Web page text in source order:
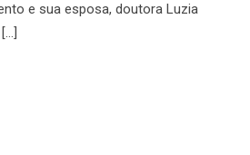
e sua esposa, doutora Luzia